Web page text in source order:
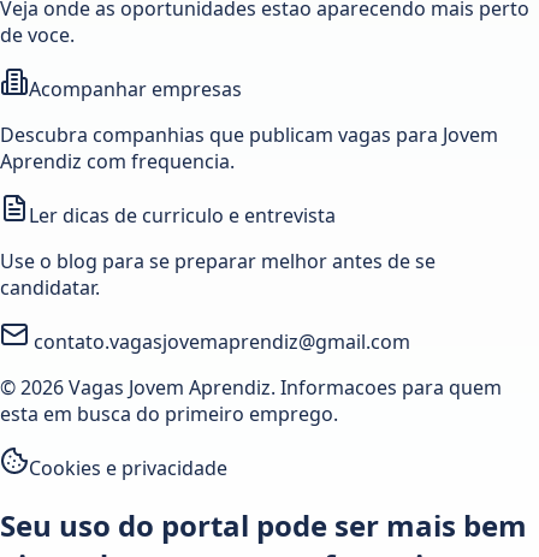
Veja onde as oportunidades estao aparecendo mais perto
de voce.
Acompanhar empresas
Descubra companhias que publicam vagas para Jovem
Aprendiz com frequencia.
Ler dicas de curriculo e entrevista
Use o blog para se preparar melhor antes de se
candidatar.
contato.vagasjovemaprendiz@gmail.com
© 2026 Vagas Jovem Aprendiz. Informacoes para quem
esta em busca do primeiro emprego.
Cookies e privacidade
Seu uso do portal pode ser mais bem